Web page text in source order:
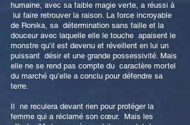
humaine, avec sa faible magie verte, a réussi à
lui faire retrouver la raison. La force incroyable
de Ronika, sa détermination sans faille et la
douceur avec laquelle elle le touche apaisent le
monstre qu’il est devenu et réveillent en lui un
puissant désir et une grande possessivité. Mais
elle ne se rend pas compte du caractère mortel
du marché qu’elle a conclu pour défendre sa
terre.
Il ne reculera devant rien pour protéger la
femme qui a réclamé son cœur. Mais les